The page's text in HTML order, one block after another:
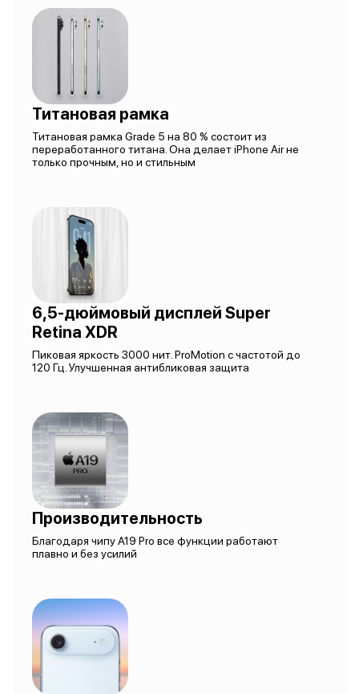
Титановая рамка
Титановая рамка Grade 5 на 80 % состоит из
переработанного титана. Она делает iPhone Air не
только прочным, но и стильным
6,5-дюймовый дисплей Super
Retina XDR
Пиковая яркость 3000 нит. ProMotion с частотой до
120 Гц. Улучшенная антибликовая защита
Производительность
Благодаря чипу A19 Pro все функции работают
плавно и без усилий